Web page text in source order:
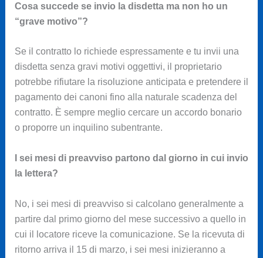
Cosa succede se invio la disdetta ma non ho un
“grave motivo”?
Se il contratto lo richiede espressamente e tu invii una
disdetta senza gravi motivi oggettivi, il proprietario
potrebbe rifiutare la risoluzione anticipata e pretendere il
pagamento dei canoni fino alla naturale scadenza del
contratto. È sempre meglio cercare un accordo bonario
o proporre un inquilino subentrante.
I sei mesi di preavviso partono dal giorno in cui invio
la lettera?
No, i sei mesi di preavviso si calcolano generalmente a
partire dal primo giorno del mese successivo a quello in
cui il locatore riceve la comunicazione. Se la ricevuta di
ritorno arriva il 15 di marzo, i sei mesi inizieranno a